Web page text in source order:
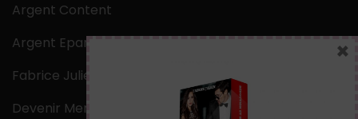
Argent Content
Argent Epargne
Fabrice Julien
Devenir Mentaliste
×